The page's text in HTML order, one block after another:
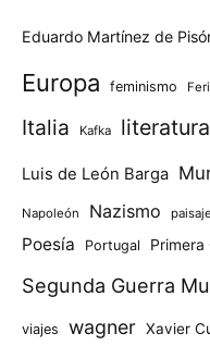
Eduardo Martínez de
Europa feminismo
Italia Kafka
Luis de León Barga
Napoleón Nazismo paisaje
Poesía Portugal Primera
Segunda Guerra
viajes wagner Xavier